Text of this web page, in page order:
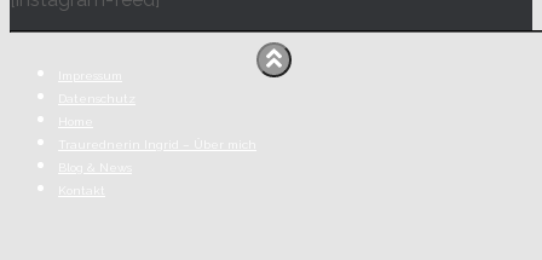
Impressum
Home
Traurednerin Ingrid – Über mich
Blog & News